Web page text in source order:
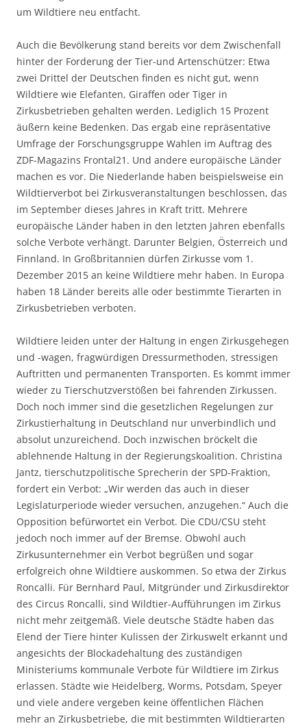
um Wildtiere neu entfacht.
Auch die Bevölkerung stand bereits vor dem Zwischenfall
hinter der Forderung der Tier-und Artenschützer: Etwa
zwei Drittel der Deutschen finden es nicht gut, wenn
Wildtiere wie Elefanten, Giraffen oder Tiger in
Zirkusbetrieben gehalten werden. Lediglich 15 Prozent
äußern keine Bedenken. Das ergab eine repräsentative
Umfrage der Forschungsgruppe Wahlen im Auftrag des
ZDF-Magazins Frontal21. Und andere europäische Länder
machen es vor. Die Niederlande haben beispielsweise ein
Wildtierverbot bei Zirkusveranstaltungen beschlossen, das
im September dieses Jahres in Kraft tritt. Mehrere
europäische Länder haben in den letzten Jahren ebenfalls
solche Verbote verhängt. Darunter Belgien, Österreich und
Finnland. In Großbritannien dürfen Zirkusse vom 1.
Dezember 2015 an keine Wildtiere mehr haben. In Europa
haben 18 Länder bereits alle oder bestimmte Tierarten in
Zirkusbetrieben verboten.
Wildtiere leiden unter der Haltung in engen Zirkusgehegen
und -wagen, fragwürdigen Dressurmethoden, stressigen
Auftritten und permanenten Transporten. Es kommt immer
wieder zu Tierschutzverstößen bei fahrenden Zirkussen.
Doch noch immer sind die gesetzlichen Regelungen zur
Zirkustierhaltung in Deutschland nur unverbindlich und
absolut unzureichend. Doch inzwischen bröckelt die
ablehnende Haltung in der Regierungskoalition. Christina
Jantz, tierschutzpolitische Sprecherin der SPD-Fraktion,
fordert ein Verbot: „Wir werden das auch in dieser
Legislaturperiode wieder versuchen, anzugehen.“ Auch die
Opposition befürwortet ein Verbot. Die CDU/CSU steht
jedoch noch immer auf der Bremse. Obwohl auch
Zirkusunternehmer ein Verbot begrüßen und sogar
erfolgreich ohne Wildtiere auskommen. So etwa der Zirkus
Roncalli. Für Bernhard Paul, Mitgründer und Zirkusdirektor
des Circus Roncalli, sind Wildtier-Aufführungen im Zirkus
nicht mehr zeitgemäß. Viele deutsche Städte haben das
Elend der Tiere hinter Kulissen der Zirkuswelt erkannt und
angesichts der Blockadehaltung des zuständigen
Ministeriums kommunale Verbote für Wildtiere im Zirkus
erlassen. Städte wie Heidelberg, Worms, Potsdam, Speyer
und viele andere vergeben keine öffentlichen Flächen
mehr an Zirkusbetriebe, die mit bestimmten Wildtierarten